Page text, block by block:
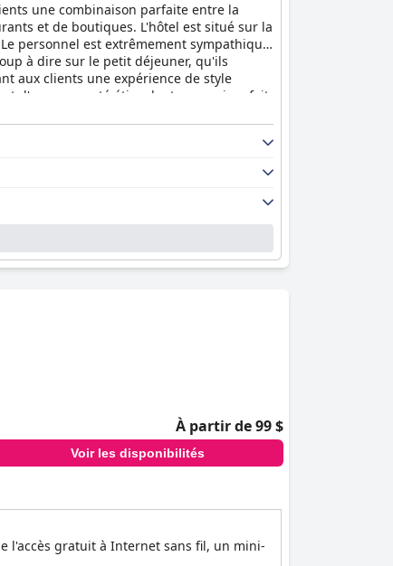
une combinaison parfaite entre la
et de boutiques. L'hôtel est situé sur la
personnel est extrêmement sympathique
à dire sur le petit déjeuner, qu'ils
aux clients une expérience de style
d'une propreté étincelante, ce qui en fait
accueillis et à l'aise, et offre un
les excellents plats et boissons servis au
service, un personnel extraordinaire,
pour ceux qui recherchent
À partir de 99 $
Voir les disponibilités
l'accès gratuit à Internet sans fil, un mini-